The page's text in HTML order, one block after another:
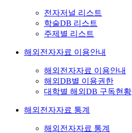
전자저널 리스트
학술DB 리스트
주제별 리스트
해외전자자료 이용안내
해외전자자료 이용안내
해외DB별 이용권한
대학별 해외DB 구독현황
해외전자자료 통계
해외전자자료 통계